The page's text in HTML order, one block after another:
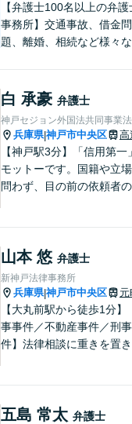
【弁護士100名以上の弁護
事務所】交通事故、借金問
題、離婚、相続など様々な
まずはお気軽にご相談くだ
白 承豪 弁護士
神戸セジョン外国法共同事業
兵庫県|神戸市中央区 高
【神戸駅3分】「信用第一
モットーです。国籍や立
問わず、目の前の依頼者の
います。一人ひとりに誠意
持って尽力しますので、ぜ
一度ご相談ください。
山本 悠 弁護士
新神戸法律事務所
兵庫県|神戸市中央区 元
【大丸前駅から徒歩1分】
事事件／不動産事件／刑
件】法律相談に重きを置き
五島 常太 弁護士